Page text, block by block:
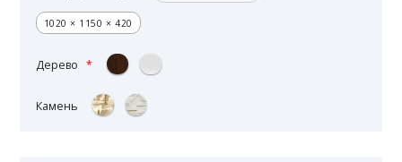
1020 × 1150 × 420
Дерево
Камень